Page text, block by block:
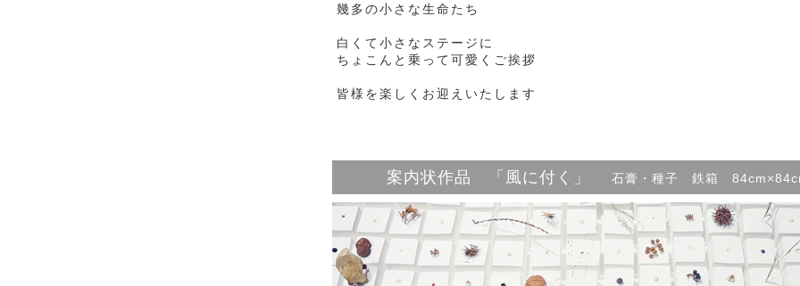
幾多の小さな生命たち
白くて小さなステージに
ちょこんと乗って可愛くご挨拶
皆様を楽しくお迎えいたします
案内状作品 「風に付く」 石膏・種子 鉄箱